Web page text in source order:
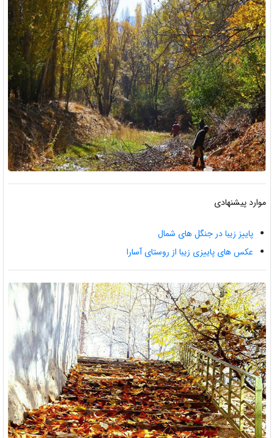
موارد پیشنهادی
پاییز زیبا در جنگل های شمال
عکس های پاییزی زیبا از روستای آسارا